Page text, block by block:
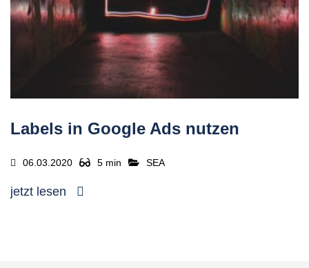
Labels in Google Ads nutzen
06.03.2020 5 min SEA
jetzt lesen